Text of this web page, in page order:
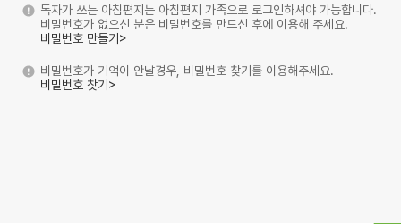
독자가 쓰는 아침편지는 아침편지 가족으로 로그인하셔야 가능합니다.
비밀번호가 없으신 분은 비밀번호를 만드신 후에 이용해 주세요.
비밀번호 만들기>
비밀번호가 기억이 안날경우, 비밀번호 찾기를 이용해주세요.
비밀번호 찾기>